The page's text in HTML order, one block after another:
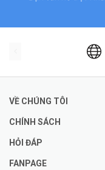
VỀ CHÚNG TÔI
CHÍNH SÁCH
HỎI ĐÁP
FANPAGE